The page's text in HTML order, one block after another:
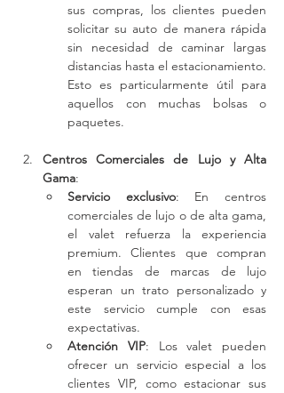
sus compras, los clientes pueden
solicitar su auto de manera rápida
sin necesidad de caminar largas
distancias hasta el estacionamiento.
Esto es particularmente útil para
aquellos con muchas bolsas o
paquetes.
Centros Comerciales de Lujo y Alta
Gama:
Servicio exclusivo: En centros
comerciales de lujo o de alta gama,
el valet refuerza la experiencia
premium. Clientes que compran
en tiendas de marcas de lujo
esperan un trato personalizado y
este servicio cumple con esas
expectativas.
Atención VIP: Los valet pueden
ofrecer un servicio especial a los
clientes VIP, como estacionar sus